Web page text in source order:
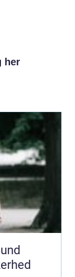
her